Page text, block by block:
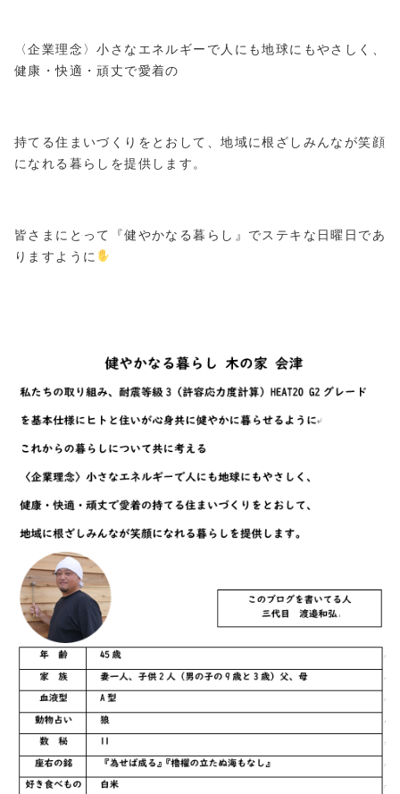
〈企業理念〉小さなエネルギーで人にも地球にもやさしく、
健康・快適・頑丈で愛着の
持てる住まいづくりをとおして、地域に根ざしみんなが笑顔
になれる暮らしを提供します。
皆さまにとって『健やかなる暮らし』でステキな日曜日であ
りますように